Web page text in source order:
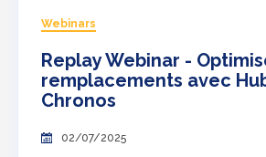
Webinars
Replay Webinar -
remplacements avec
Chronos
02/07/2025